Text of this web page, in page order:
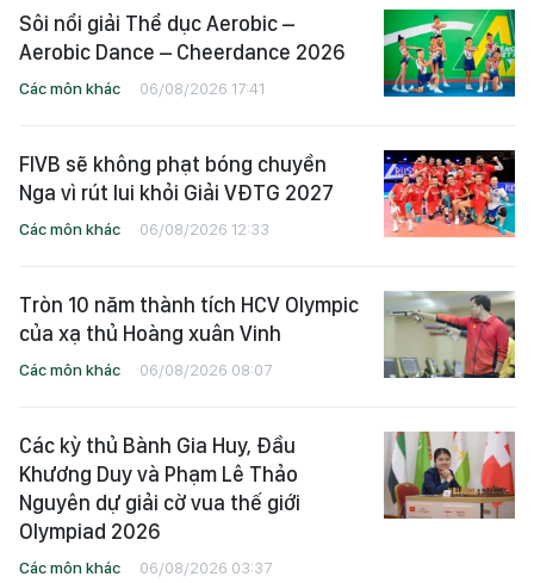
Sôi nổi giải Thể dục Aerobic –
Aerobic Dance – Cheerdance 2026
Các môn khác 06/08/2026 17:41
FIVB sẽ không phạt bóng chuyền
Nga vì rút lui khỏi Giải VĐTG 2027
Các môn khác 06/08/2026 12:33
Tròn 10 năm thành tích HCV Olympic
của xạ thủ Hoàng xuân Vinh
Các môn khác 06/08/2026 08:07
Các kỳ thủ Bành Gia Huy, Đầu
Khương Duy và Phạm Lê Thảo
Nguyên dự giải cờ vua thế giới
Olympiad 2026
Các môn khác 06/08/2026 03:37